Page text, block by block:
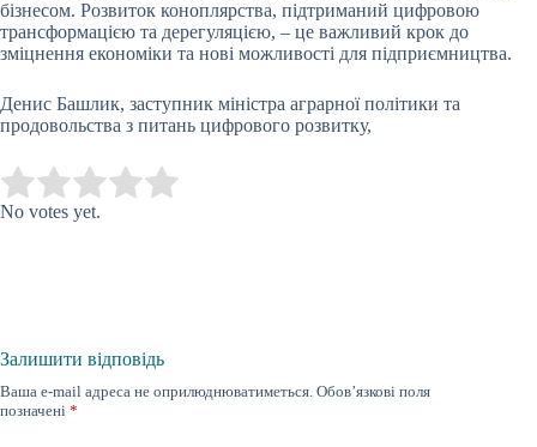
бізнесом. Розвиток коноплярства, підтриманий цифровою
трансформацією та дерегуляцією, – це важливий крок до
зміцнення економіки та нові можливості для підприємництва.
Денис Башлик, заступник міністра аграрної політики та
продовольства з питань цифрового розвитку,
Rate this item:
No votes yet.
Залишити відповідь
Ваша e-mail адреса не оприлюднюватиметься. Обов’язкові поля
позначені *